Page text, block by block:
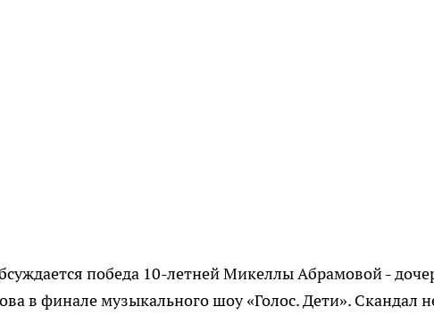
победа 10-летней Микеллы Абрамовой -
в финале музыкального шоу «Голос. Дети». Скандал